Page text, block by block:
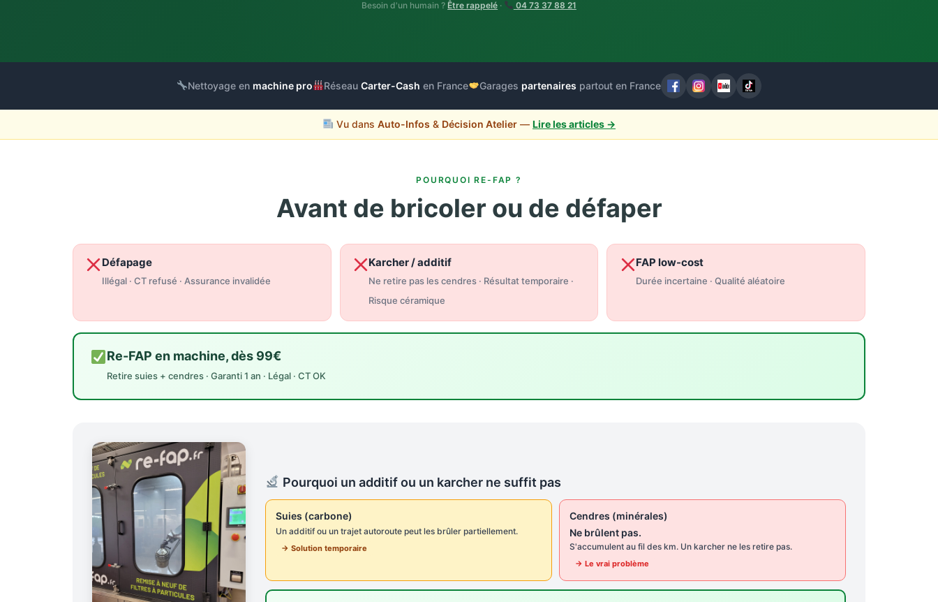
Besoin d'un humain ? Être rappelé · 04 73 37 88 21
Nettoyage en machine pro Réseau Carter-Cash en France Garages partenaires partout en France
Vu dans Auto-Infos & Décision Atelier— Lire les articles →
POURQUOI RE-FAP ?
Avant de bricoler ou de défaper
Défapage
Illégal · CT refusé · Assurance invalidée
Karcher / additif
Ne retire pas les cendres · Résultat temporaire ·
Risque céramique
FAP low-cost
Durée incertaine · Qualité aléatoire
Re-FAP en machine, dès 99€
Retire suies + cendres · Garanti 1 an · Légal · CT OK
Pourquoi un additif ou un karcher ne suffit pas
Suies (carbone)
Un additif ou un trajet autoroute peut les brûler partiellement.
→ Solution temporaire
Cendres (minérales)
Ne brûlent pas.
S'accumulent au fil des km. Un karcher ne les retire pas.
→ Le vrai problème